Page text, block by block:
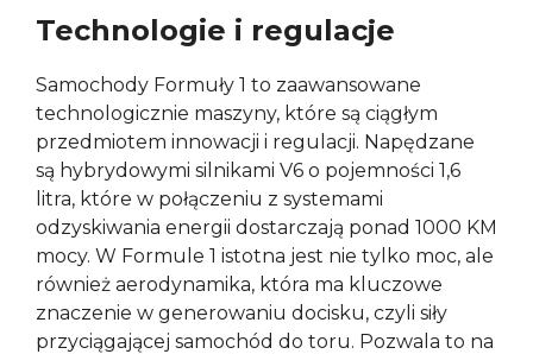
Technologie i regulacje
Samochody Formuły 1 to zaawansowane
technologicznie maszyny, które są ciągłym
przedmiotem innowacji i regulacji. Napędzane
są hybrydowymi silnikami V6 o pojemności 1,6
litra, które w połączeniu z systemami
odzyskiwania energii dostarczają ponad 1000 KM
mocy. W Formule 1 istotna jest nie tylko moc, ale
również aerodynamika, która ma kluczowe
znaczenie w generowaniu docisku, czyli siły
przyciągającej samochód do toru. Pozwala to na